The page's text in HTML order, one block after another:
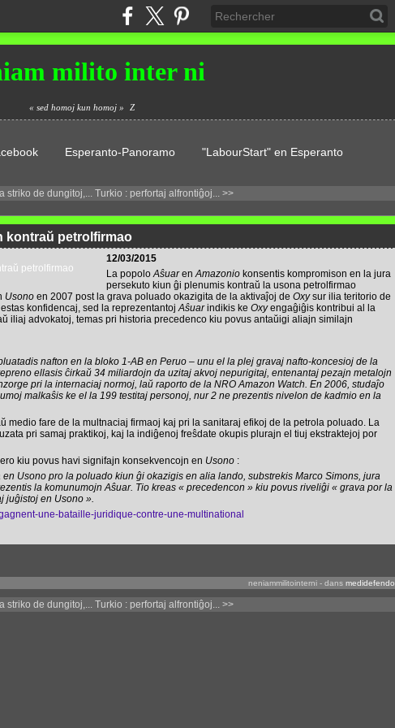
milito inter ni
« sed homoj kun homoj » Z
Esperanto-Panoramo "LabourStart" en Esperanto
striko de dungitoj,... Turkio : perfortaj alfrontiĝoj... >>
kontraŭ petrolfirmao
12/03/2015
La popoloAŝuarenAmazoniokonsentis kompromison en la jura
persekuto kiun ĝi plenumis kontraŭ la usona petrolfirmao
Usonoen 2007 post la grava poluado okazigita de la aktivaĵoj de Oxysur ilia teritorio de
konfidencaj, sed la reprezentantojAŝuarindikis ke Oxyengaĝiĝis kontribui al la
iliaj advokatoj, temas pri historia precedenco kiu povus antaŭigi aliajn similajn
nafton en la bloko 1-AB en Peruo – unu el la plej gravaj nafto-koncesioj de la
ellasis ĉirkaŭ 34 miliardojn da uzitaj akvoj nepurigitaj, entenantaj pezajn metalojn
pri la internaciaj normoj, laŭ raporto de la NRO Amazon Watch. En 2006, studaĵo
malkaŝis ke el la 199 testitaj personoj, nur 2 ne prezentis nivelon de kadmio en la
medio fare de la multnaciaj firmaoj kaj pri la sanitaraj efikoj de la petrola poluado. La
pri samaj praktikoj, kaj la indiĝenoj freŝdate okupis plurajn el tiuj ekstraktejoj por
kiu povus havi signifajn konsekvencojn en Usono:
Usono pro la poluado kiun ĝi okazigis en alia lando, substrekis Marco Simons, jura
la komunumojn Aŝuar. Tio kreas « precedencon » kiu povus riveliĝi « grava por la
juĝistoj en Usono ».
une-bataille-juridique-contre-une-multinational
neniammilitointerni - dansmedidefendo
striko de dungitoj,... Turkio : perfortaj alfrontiĝoj... >>